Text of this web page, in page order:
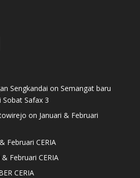
Sengkandai on Semangat baru
Safax 3
on Januari & Februari
Februari CERIA
& Februari CERIA
CERIA